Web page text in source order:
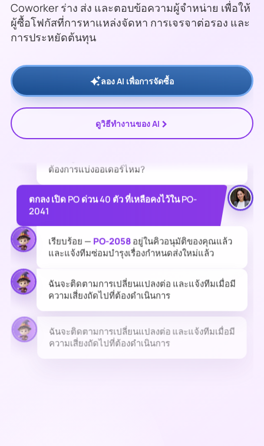
Coworker ร่าง ส่ง และตอบข้อความผู้จำหน่าย เพื่อให้
ผู้ซื้อโฟกัสที่การหาแหล่งจัดหา การเจรจาต่อรอง และ
การประหยัดต้นทุน
ลอง AI เพื่อการจัดซื้อ
ดูวิธีทำงานของ AI >
แจ้งเตือน —
หาซัพพลายเออร์รายอื่นมาเสริมได้ไหม?
บริษัท กลไกภัณฑ์ จำกัด
ตกลง เปิด PO ด่วน 40 ตัว ที่เหลือคงไว้ใน PO-
2041
เรียบร้อย —PO-2058อยู่ในคิวอนุมัติของคุณแล้ว
และแจ้งทีมซ่อมบำรุงเรื่องกำหนดส่งใหม่แล้ว
ความเสี่ยงถัดไปที่ต้องดำเนินการ
ฉันจะติดตามการเปลี่ยนแปลงต่อ และแจ้งทีมเมื่อมี
ความเสี่ยงถัดไปที่ต้องดำเนินการ